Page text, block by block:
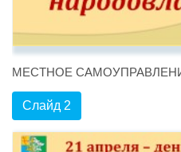
МЕСТНОЕ САМОУПРАВЛЕНИЕ
Слайд 2